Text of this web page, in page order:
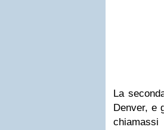
La
Denver, e